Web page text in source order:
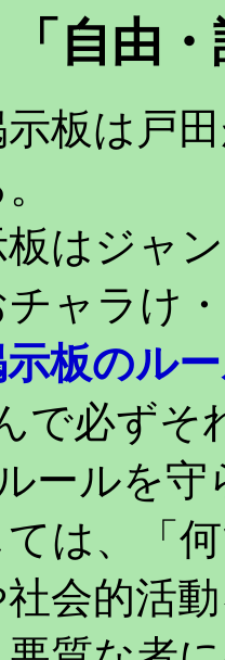
「自由
板は戸
はジャ
チャラけ
示板のル
で必ずそ
ールを守
ては、「
会的活